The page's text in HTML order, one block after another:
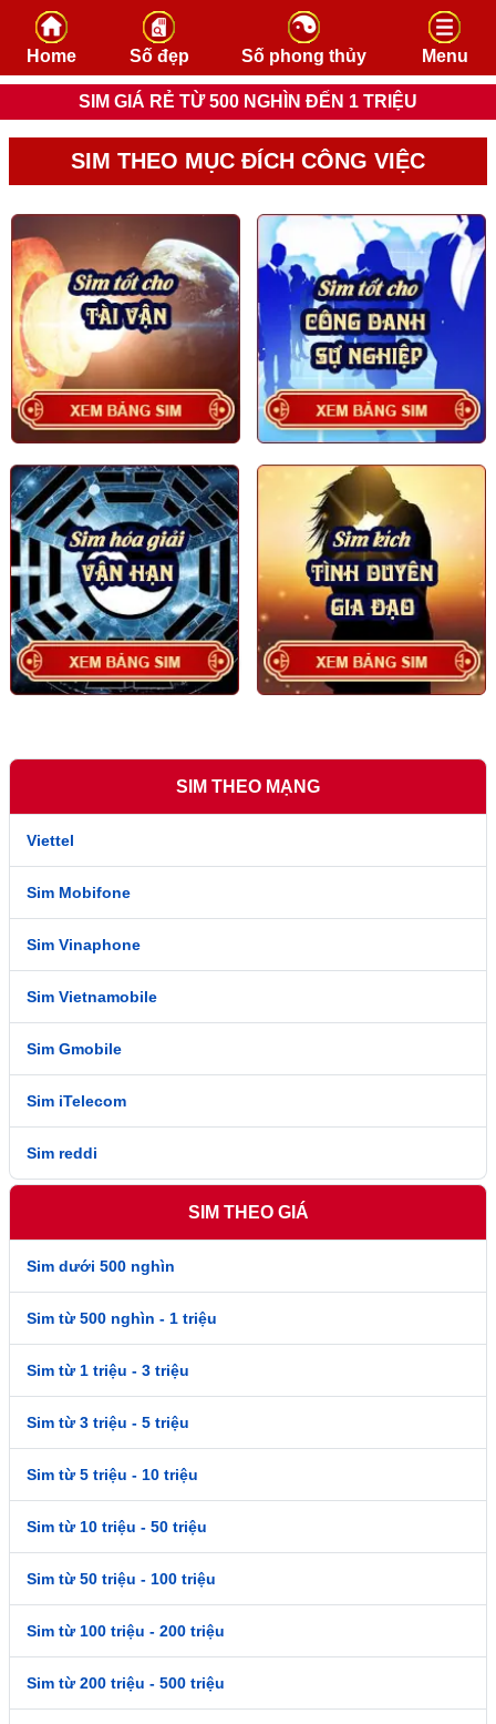
Skip to content
Home Số đẹp Số phong thủy Menu
SIM THEO MẠNG
Viettel
Sim Mobifone
Sim Vinaphone
Sim Vietnamobile
Sim Gmobile
Sim iTelecom
Sim reddi
SIM THEO GIÁ
Sim dưới 500 nghìn
Sim từ 500 nghìn - 1 triệu
Sim từ 1 triệu - 3 triệu
Sim từ 3 triệu - 5 triệu
Sim từ 5 triệu - 10 triệu
Sim từ 10 triệu - 50 triệu
Sim từ 50 triệu - 100 triệu
Sim từ 100 triệu - 200 triệu
Sim từ 200 triệu - 500 triệu
SIM GIÁ RẺ TỪ 500 NGHÌN ĐẾN 1 TRIỆU
SIM THEO MỤC ĐÍCH CÔNG VIỆC